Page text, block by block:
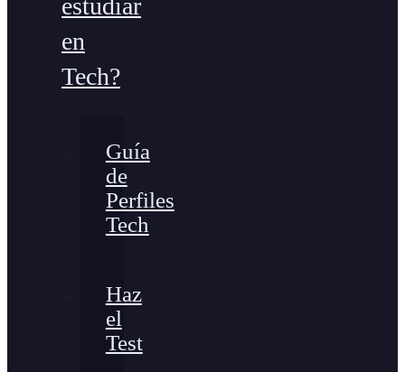
estudiar
en
Tech?
Guía
de
Perfiles
Tech
Haz
el
Test